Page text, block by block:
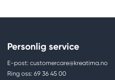
Personlig service
E-post: customercare@kreatima.no
Ring oss: 69 36 45 00